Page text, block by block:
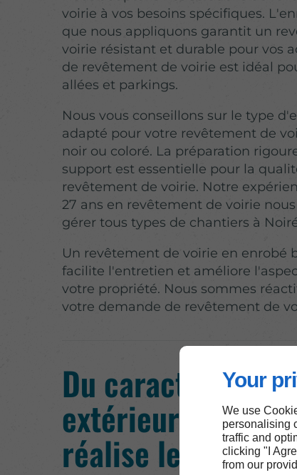
Your
We use
personalising
traffic and
clicking "I
from our
voirie à vos besoins spécifiques.
que nous appliquons garantit un
voirie résistant et durable pour vos
de revêtement de voirie est idéal
allées et parkings.
Nous vous conseillons sur le type
adapté pour votre revêtement de
noir ou coloré. La préparation
support est essentielle pour la
revêtement de voirie. Notre
27 ans en revêtement de voirie
gérer tous types de chantiers à
Un revêtement de voirie en enrobé
facilite l'entretien et améliore
votre propriété. Nous sommes
votre demande de revêtement de
Du caractère à
extérieurs :
réalise le pavage